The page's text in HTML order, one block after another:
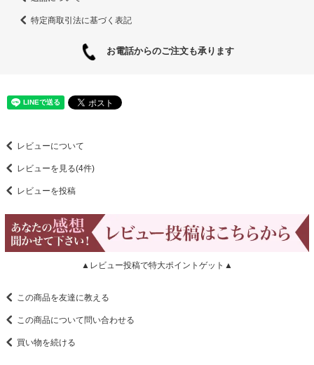
特定商取引法に基づく表記
お電話からのご注文も承ります
レビューについて
レビューを見る(4件)
レビューを投稿
▲レビュー投稿で特大ポイントゲット▲
この商品を友達に教える
この商品について問い合わせる
買い物を続ける